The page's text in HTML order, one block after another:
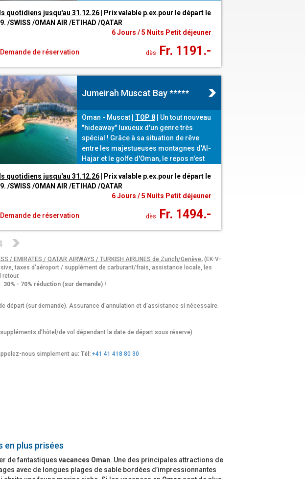
place et d'intimité pour se détendre sous
les palmiers.
quotidiens jusqu'au 31.12.26 | Prix valable p.ex.pour le départ le
/SWISS /OMAN AIR /ETIHAD /QATAR
6 Jours / 5 Nuits Petit déjeuner
Demande de réservation dès Fr. 1191.-
Jumeirah Muscat Bay *****
Oman - Muscat | TOP 8| Un tout nouveau
"hideaway" luxueux d'un genre très
spécial ! Grâce à sa situation de rêve
entre les majestueuses montagnes d'Al-
Hajar et le golfe d'Oman, le repos n'est
promesse.
quotidiens jusqu'au 31.12.26 | Prix valable p.ex.pour le départ le
/SWISS /OMAN AIR /ETIHAD /QATAR
6 Jours / 5 Nuits Petit déjeuner
Demande de réservation dès Fr. 1494.-
/ EMIRATES / QATAR AIRWAYS / TURKISH AIRLINES de Zurich/Genève, (EK-V-
taxes d'aéroport / supplément de carburant/frais, assistance locale, les
30% - 70% réduction (sur demande) !
départ (sur demande). Assurance d'annulation et d'assistance si nécessaire.
d'hôtel/de vol dépendant la date de départ sous réserve).
nous simplement au: Tél: +41 41 418 80 30
en plus prisées
de fantastiques vacances Oman. Une des principales attractions de
avec de longues plages de sable bordées d’impressionnantes